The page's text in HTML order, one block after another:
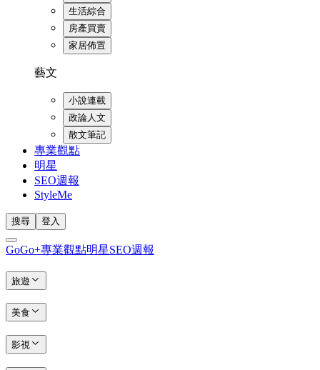
生活綜合
房產買賣
家居佈置
藝文
小說連載
政論人文
散文筆記
專業觀點
明星
SEO週報
StyleMe
搜尋 登入
GoGo+專業觀點明星SEO週報
旅遊
美食
影視